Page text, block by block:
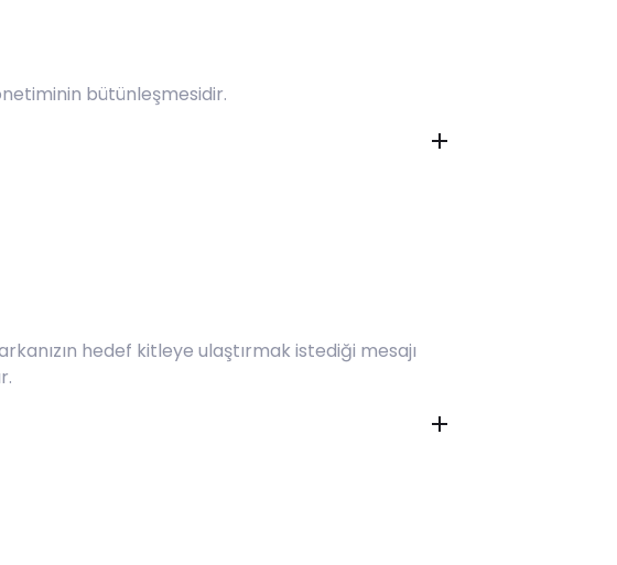
bütünleşmesidir.
hedef kitleye ulaştırmak istediği mesajı